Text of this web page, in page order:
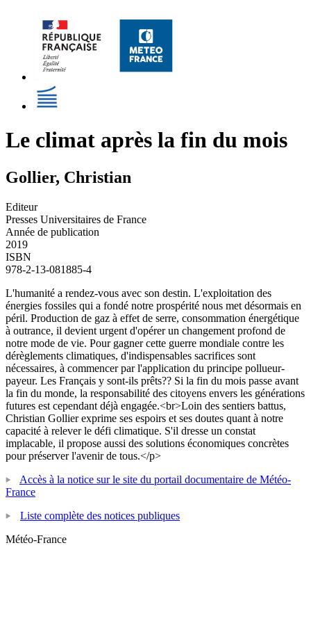
Le climat après la fin du mois
Gollier, Christian
Editeur
Presses Universitaires de France
Année de publication
2019
ISBN
978-2-13-081885-4
L'humanité a rendez-vous avec son destin. L'exploitation des
énergies fossiles qui a fondé notre prospérité nous met désormais en
péril. Production de gaz à effet de serre, consommation énergétique
à outrance, il devient urgent d'opérer un changement profond de
notre mode de vie. Pour gagner cette guerre mondiale contre les
dérèglements climatiques, d'indispensables sacrifices sont
nécessaires, à commencer par l'application du principe pollueur-
payeur. Les Français y sont-ils prêts?? Si la fin du mois passe avant
la fin du monde, la responsabilité des citoyens envers les générations
futures est cependant déjà engagée.<br>Loin des sentiers battus,
Christian Gollier exprime ses espoirs et ses doutes quant à notre
capacité à relever le défi climatique. S'il dresse un constat
implacable, il propose aussi des solutions économiques concrètes
pour préserver l'avenir de tous.</p>
Accès à la notice sur le site du portail documentaire de Météo-
France
Liste complète des notices publiques
Météo-France